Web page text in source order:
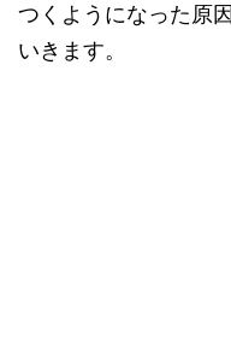
つくようになった原
いきます。